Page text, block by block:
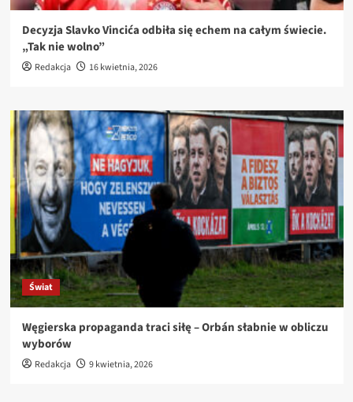
Decyzja Slavko Vincića odbiła się echem na całym świecie.
„Tak nie wolno”
Redakcja 16 kwietnia, 2026
Świat
Węgierska propaganda traci siłę – Orbán słabnie w obliczu
wyborów
Redakcja 9 kwietnia, 2026